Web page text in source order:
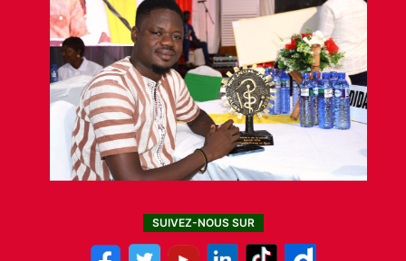
SUIVEZ-NOUS SUR